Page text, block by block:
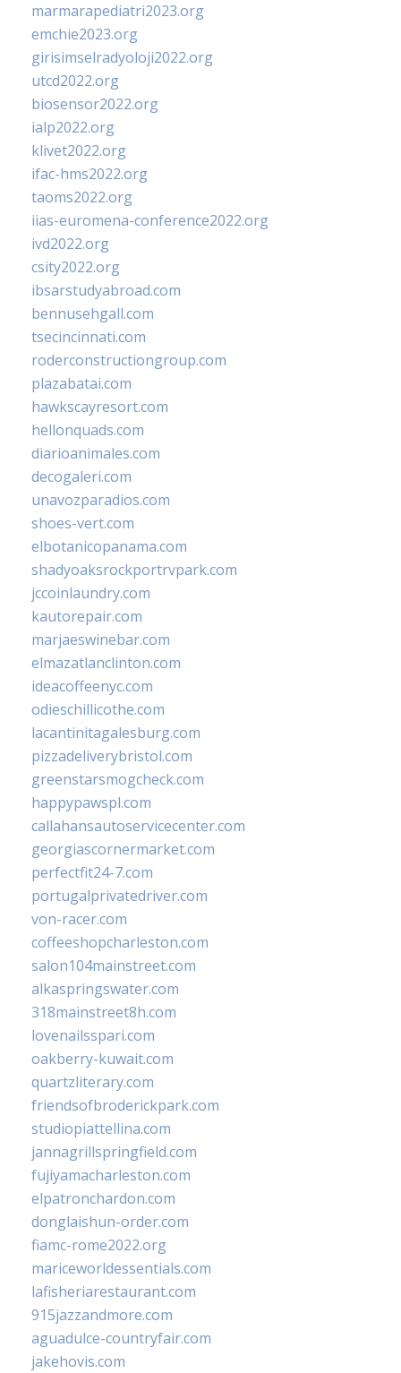
marmarapediatri2023.org
emchie2023.org
girisimselradyoloji2022.org
utcd2022.org
biosensor2022.org
ialp2022.org
klivet2022.org
ifac-hms2022.org
taoms2022.org
iias-euromena-conference2022.org
ivd2022.org
csity2022.org
ibsarstudyabroad.com
bennusehgall.com
tsecincinnati.com
roderconstructiongroup.com
plazabatai.com
hawkscayresort.com
hellonquads.com
diarioanimales.com
decogaleri.com
unavozparadios.com
shoes-vert.com
elbotanicopanama.com
shadyoaksrockportrvpark.com
jccoinlaundry.com
kautorepair.com
marjaeswinebar.com
elmazatlanclinton.com
ideacoffeenyc.com
odieschillicothe.com
lacantinitagalesburg.com
pizzadeliverybristol.com
greenstarsmogcheck.com
happypawspl.com
callahansautoservicecenter.com
georgiascornermarket.com
perfectfit24-7.com
portugalprivatedriver.com
von-racer.com
coffeeshopcharleston.com
salon104mainstreet.com
alkaspringswater.com
318mainstreet8h.com
lovenailsspari.com
oakberry-kuwait.com
quartzliterary.com
friendsofbroderickpark.com
studiopiattellina.com
jannagrillspringfield.com
fujiyamacharleston.com
elpatronchardon.com
donglaishun-order.com
fiamc-rome2022.org
mariceworldessentials.com
lafisheriarestaurant.com
915jazzandmore.com
aguadulce-countryfair.com
jakehovis.com